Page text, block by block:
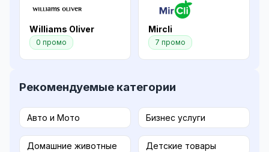
Williams Oliver
0 промо
Mircli
7 промо
Рекомендуемые категории
Авто и Мото Бизнес услуги
Домашние животные Детские товары